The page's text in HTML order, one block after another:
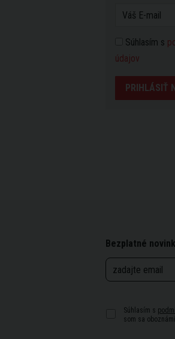
Súhlasím s
údajov
PRIHLÁSIŤ
Bezplatné
Súhlasím s
som sa